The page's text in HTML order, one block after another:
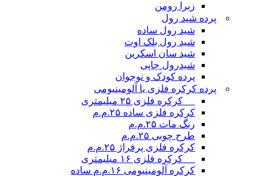
زبرا رومن
پرده شید رول
شید رول ساده
شید رول بلک اوت
شید سان اسکرین
شیدرول چاپی
پرده کودک و نوجوان
پرده کرکره فلزی یا آلومینیومی
__ کرکره فلزی ۲۵ میلیمتری
کرکره فلزی ساده ۲۵.م.م
رنگ مات ۲۵.م.م
طرح چوبی ۲۵.م.م
کرکره فلزی پرفراژ ۲۵.م.م
__ کرکره فلزی ۱۶ میلیمتری
کرکره آلومینیومی ۱۶.م.م ساده